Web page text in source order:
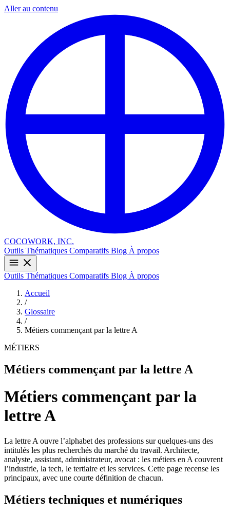
Aller au contenu
COCOWORK, INC.
Outils Thématiques Comparatifs Blog À propos
Outils Thématiques Comparatifs Blog À propos
Accueil
/
Glossaire
/
Métiers commençant par la lettre A
MÉTIERS
Métiers commençant par la lettre A
Métiers commençant par la
lettre A
La lettre A ouvre l’alphabet des professions sur quelques-uns des
intitulés les plus recherchés du marché du travail. Architecte,
analyste, assistant, administrateur, avocat : les métiers en A couvrent
l’industrie, la tech, le tertiaire et les services. Cette page recense les
principaux, avec une courte définition de chacun.
Métiers techniques et numériques